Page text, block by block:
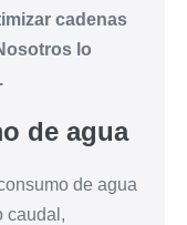
cadenas
lo
de agua
de agua
caudal,